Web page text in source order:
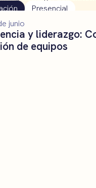
Presencial
y liderazgo:
de equipos
junio